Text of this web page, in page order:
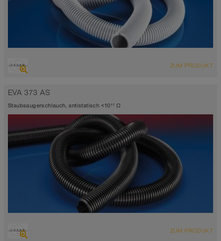
grau
-45°C bis 65°C
ZUM PRODUKT
EVA 373 AS
Staubsaugerschlauch, antistatisch <10¹¹ Ω
ZUM PRODUKT